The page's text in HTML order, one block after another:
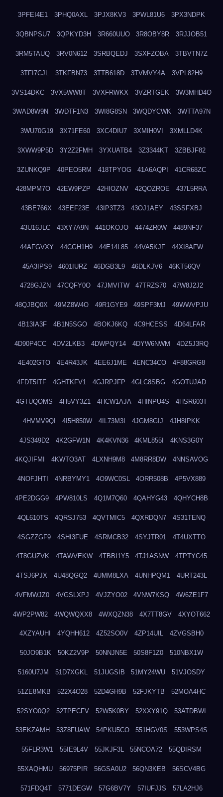
3PFEI4E1 3PHQ0AXL 3PJX8KV3 3PWL81U6 3PX3NDPK
3QBNPSU7 3QPKYD3H 3R660UUO 3R8OBY8R 3RJJOB51
3RM5TAUQ 3RV0N612 3SRBQEDJ 3SXFZOBA 3TBVTN7Z
3TFI7CJL 3TKFBN73 3TTB618D 3TVMVY4A 3VPL82H9
3VS14DKC 3VX5WW8T 3VXFRWKX 3VZRTGEK 3W3MHD4O
3WAD8W9N 3WDTF1N3 3WI8G8SN 3WQDYCWK 3WTTA97N
3WU70G19 3X71FE60 3XC4DIU7 3XMIH0VI 3XMLLD4K
3XWW9P5D 3Y2Z2FMH 3YXUATB4 3Z3344KT 3ZBBJF82
3ZUNKQ9P 40PEO5RM 418TPYOG 41A6AQPI 41CR68ZC
428MPM7O 42EW9PZP 42HIOZNV 42QOZROE 437L5RRA
43BE766X 43EEF23E 43IP3TZ3 43OJ1AEY 43SSFXBJ
43U16JLC 43XY7A9N 441OKOJO 4474ZR0W 4489NF37
44AFGVXY 44CGH1H9 44E14L85 44VA5KJF 44XI8AFW
45A3IPS9 4601IURZ 46DGB3L9 46DLKJV6 46KT56QV
4728GJZN 47CQFY0O 47JMVITW 47TRZS70 47W8J2J2
48QJBQ0X 49MZ8W4O 49R1GYE9 49SPF3MJ 49WWVPJU
4B13IA3F 4B1N5SGO 4BOKJ6KQ 4C9HCESS 4D64LFAR
4D90P4CC 4DV2LKB3 4DWPQY14 4DYW6NWM 4DZ5J3RQ
4E402GTO 4E4R43JK 4EE6J1ME 4ENC34CO 4F88GRG8
4FDT5ITF 4GHTKFV1 4GJRPJFP 4GLC8SBG 4GOTUJAD
4GTUQOMS 4H5VY3Z1 4HCW1AJA 4HINPU4S 4HSR603T
4HVMV9QI 4I5H850W 4IL73M3I 4JGM8GIJ 4JH8IPKK
4JS349D2 4K2GFW1N 4K4KVN36 4KML855I 4KNS3G0Y
4KQJIFMI 4KWTO3AT 4LXNH9M8 4M8RR8DW 4NNSAVOG
4NOFJHTI 4NRBYMY1 4O9WC0SL 4ORR508B 4P5VX889
4PE2DGG9 4PW810LS 4Q1M7Q60 4QAHYG43 4QHYCH8B
4QL610TS 4QRSJ753 4QVTMIC5 4QXRDQN7 4S31TENQ
4SGZZGF9 4SHI3FUE 4SRMCB32 4SYJTR01 4T4UXTTO
4T8GUZVK 4TAWVEKW 4TBBI1Y5 4TJ1ASNW 4TPTYC45
4TSJ6PJX 4U48QGQ2 4UMM8LXA 4UNHPQM1 4URT243L
4VFMWJZ0 4VGSLXPJ 4VJZYO02 4VNW7KSQ 4W6ZE1F7
4WP2PW82 4WQWQXX8 4WXQZN38 4X7TT8GV 4XYOT662
4XZYAUHI 4YQHH612 4Z52SO0V 4ZP14UIL 4ZVGSBH0
50JO9B1K 50KZ2V9P 50NNJN5E 50S8F1Z0 510NBX1W
5160U7JM 51D7XGKL 51JUGSIB 51MY24WU 51VJOSDY
51ZE8MKB 522X4O28 52D4GH9B 52FJKYTB 52MOA4HC
52SYO0Q2 52TPECFV 52W5K0BY 52XXY91Q 53ATDBWI
53EKZAMH 53Z8FUAW 54PKU5CO 551HGV0S 553WPS4S
55FLR3W1 55IE9L4V 55JKJF3L 55NCOA72 55QDIRSM
55XAQHMU 56975PIR 56GSA0U2 56QN3KEB 56SCV4BG
571FDQ4T 5771DEGW 57G6BV7Y 57IUFJJS 57LA2HJ6